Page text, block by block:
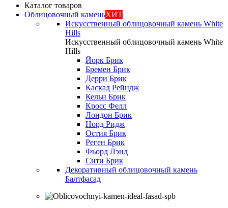
Каталог товаров
Облицовочный каменьХИТ
Искусственный облицовочный камень White
Hills
Искусственный облицовочный камень White
Hills
Йорк Брик
Бремен Брик
Дерри Брик
Каскад Рейндж
Кельн Брик
Кросс Фелл
Лондон Брик
Норд Ридж
Остия Брик
Реген Брик
Фьорд Лэнд
Сити Брик
Декоративный облицовочный камень
Балтфасад